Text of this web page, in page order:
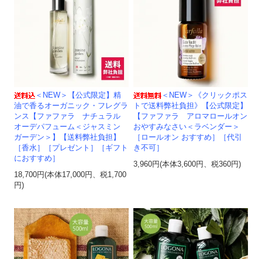
＜NEW＞【公式限定】精
油で香るオーガニック・フレグラ
ンス【ファファラ ナチュラル
オーデパフューム＜ジャスミン
ガーデン＞】【送料弊社負担】
［香水］［プレゼント］［ギフト
におすすめ］
18,700円(本体17,000円、税1,700
円)
＜NEW＞《クリックポス
トで送料弊社負担》【公式限定】
【ファファラ アロマロールオン
おやすみなさい＜ラベンダー＞
［ロールオン おすすめ］［代引
き不可］
3,960円(本体3,600円、税360円)